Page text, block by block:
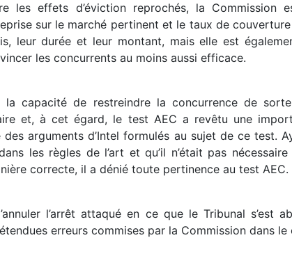
effets d’éviction reprochés, la Commission
sur le marché pertinent et le taux de
leur durée et leur montant, mais elle est
les concurrents au moins aussi efficace.
capacité de restreindre la concurrence de sorte
et, à cet égard, le test AEC a revêtu une
arguments d’Intel formulés au sujet de ce test.
les règles de l’art et qu’il n’était pas
correcte, il a dénié toute pertinence au test AEC.
l’arrêt attaqué en ce que le Tribunal s’est
erreurs commises par la Commission dans